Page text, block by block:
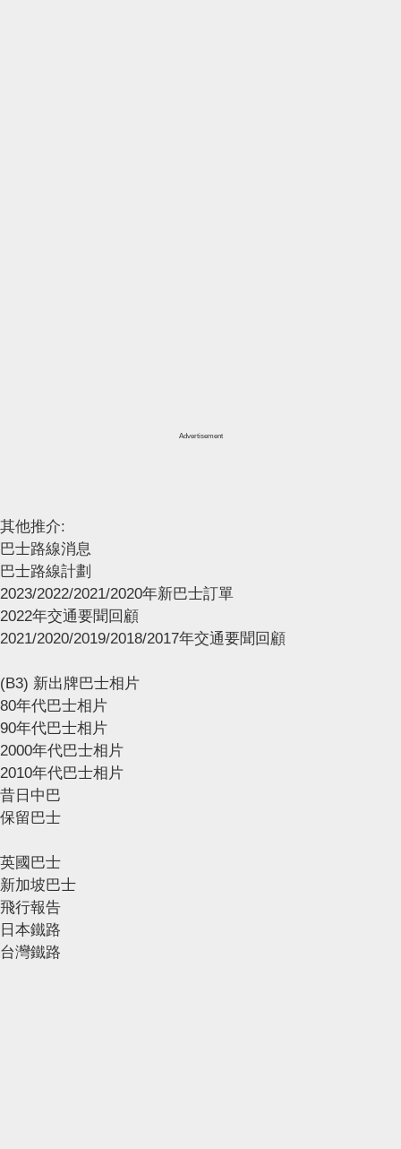
Advertisement
其他推介:
巴士路線消息
巴士路線計劃
2023/2022/2021/2020年新巴士訂單
2022年交通要聞回顧
2021/2020/2019/2018/2017年交通要聞回顧
(B3) 新出牌巴士相片
80年代巴士相片
90年代巴士相片
2000年代巴士相片
2010年代巴士相片
昔日中巴
保留巴士
英國巴士
新加坡巴士
飛行報告
日本鐵路
台灣鐵路